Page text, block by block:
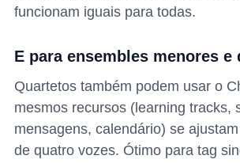
funcionam iguais para todas.
E para ensembles menores e
Quartetos também podem usar o
mesmos recursos (learning tracks,
mensagens, calendário) se
de quatro vozes. Ótimo para tag